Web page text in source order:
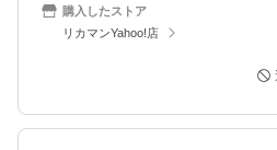
購入したストア
リカマンYahoo!店